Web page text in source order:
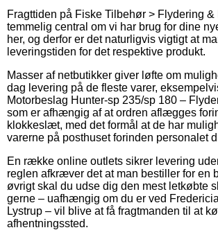
Fragttiden på Fiske Tilbehør > Flydering &
temmelig central om vi har brug for dine
her, og derfor er det naturligvis vigtigt at
leveringstiden for det respektive produkt.
Masser af netbutikker giver løfte om
dag levering på de fleste varer,
Motorbeslag Hunter-sp 235/sp 180 –
som er afhængig af at ordren aflægges
klokkeslæt, med det formål at de har
varerne på posthuset forinden personalet
En række online outlets sikrer levering
reglen afkræver det at man bestiller for en
øvrigt skal du udse dig den mest letkøbte
gerne – uafhængig om du er ved
Lystrup – vil blive at få fragtmanden til at
afhentningssted.